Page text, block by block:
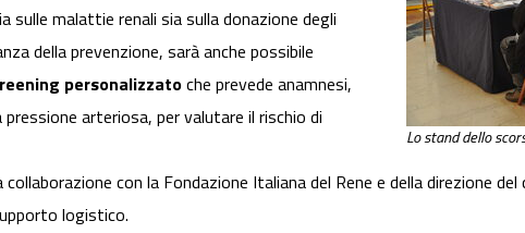
Lo stand dello
sulle malattie renali sia sulla donazione degli
della prevenzione, sarà anche possibile
personalizzatoche prevede anamnesi,
arteriosa, per valutare il rischio di
con la Fondazione Italiana del Rene e della direzione
logistico.